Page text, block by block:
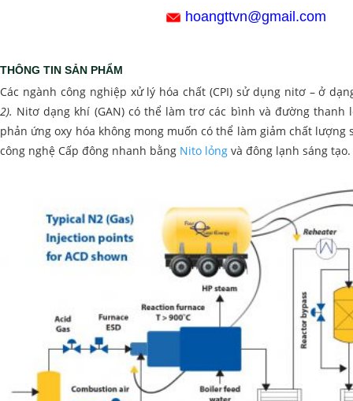
hoangttvn@gmail.com
THÔNG TIN SẢN PHẨM
Các ngành công nghiệp xử lý hóa chất (CPI) sử dụng nitơ – ở
2). Nitơ dạng khí (GAN) có thể làm trơ các bình và đường thanh
phản ứng oxy hóa không mong muốn có thể làm giảm chất lượng
công nghệ Cấp đông nhanh bằng Nito lỏng và đông lạnh sáng tạo.